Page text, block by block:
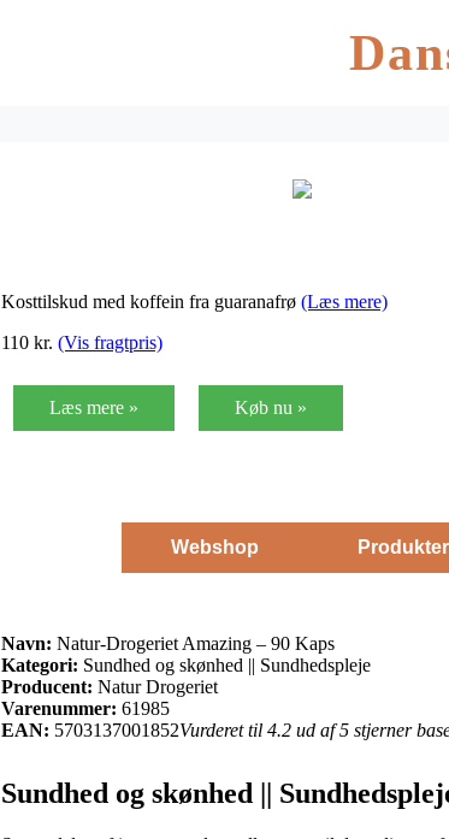
Kosttilskud med koffein fra guaranafrø (Læs mere)
110 kr. (Vis fragtpris)
Læs mere » Køb nu »
Webshop Produkter
Navn: Natur-Drogeriet Amazing – 90 Kaps
Kategori: Sundhed og skønhed || Sundhedspleje
Producent: Natur Drogeriet
Varenummer: 61985
EAN: 5703137001852Vurderet til 4.2 ud af 5 stjerner
Sundhed og skønhed ||